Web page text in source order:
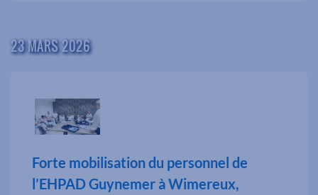
23 MARS 2026
Forte mobilisation du personnel de
l’EHPAD Guynemer à Wimereux,